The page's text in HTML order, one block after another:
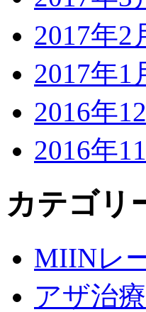
2017年2
2017年1
2016年
2016年
カテゴリ
MIINレ
アザ治療